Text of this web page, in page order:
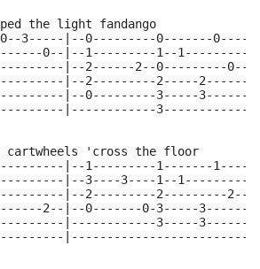
the light fandango
3-----|--0---------0-------0----|
0--|--1---------1--1---------|
|--2------2--0---------0--|
|--2---------2-----2------|
|--0---------3-----3------|
|------------3------------|
cartwheels 'cross the floor
|--1---------1-------1----|
|--3----3----1--1---------|
|--2---------2---------2--|
2--|--0-------0-3-----3------|
|------------3-----3------|
|-------------------------|